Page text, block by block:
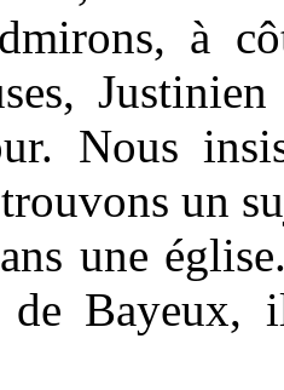
à
Nous
un
une
de Bayeux,